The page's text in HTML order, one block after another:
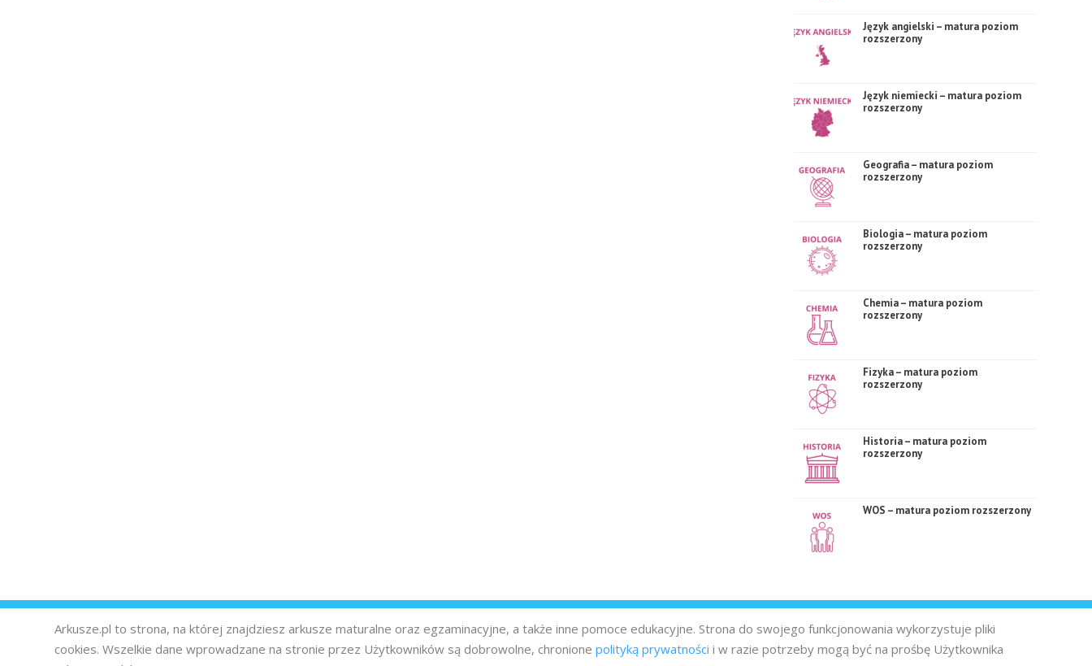
Język angielski – matura poziom
rozszerzony
Język niemiecki – matura poziom
rozszerzony
Geografia – matura poziom
rozszerzony
Biologia – matura poziom
rozszerzony
Chemia – matura poziom
rozszerzony
Fizyka – matura poziom
rozszerzony
Historia – matura poziom
rozszerzony
WOS – matura poziom rozszerzony
Arkusze.pl to strona, na której znajdziesz arkusze maturalne oraz egzaminacyjne, a także inne pomoce edukacyjne. Strona do swojego funkcjonowania wykorzystuje pliki
cookies. Wszelkie dane wprowadzane na stronie przez Użytkowników są dobrowolne, chronione polityką prywatności i w razie potrzeby mogą być na prośbę Użytkownika